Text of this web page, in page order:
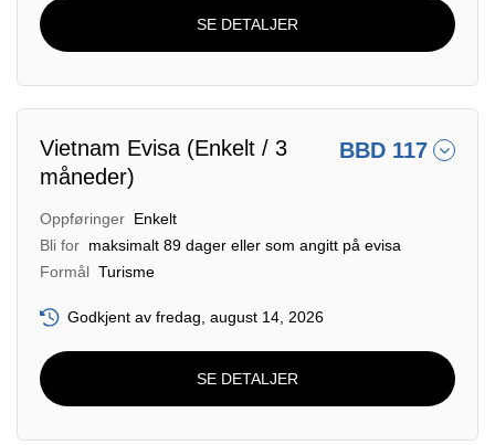
SE DETALJER
Vietnam Evisa (Enkelt / 3
måneder)
BBD 117
Oppføringer Enkelt
Bli for maksimalt 89 dager eller som angitt på evisa
Formål Turisme
Godkjent av fredag, august 14, 2026
SE DETALJER